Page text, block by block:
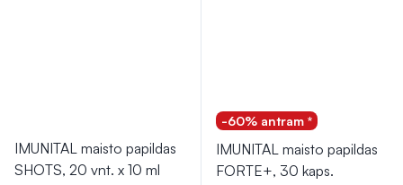
IMUNITAL maisto papildas
SHOTS, 20 vnt. x 10 ml
-60% antram *
IMUNITAL maisto papildas
FORTE+, 30 kaps.